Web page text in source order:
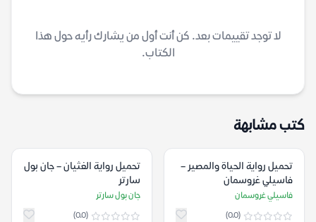
لا توجد تقييمات بعد. كن أنت أول من يشارك رأيه حول هذا
الكتاب.
كتب مشابهة
تحميل رواية الحياة والمصير –
فاسيلي غروسمان
فاسيلي غروسمان
(0.0)
تحميل رواية الغثيان – جان بول
سارتر
جان بول سارتر
(0.0)